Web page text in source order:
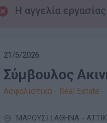
Η αγγελία
21/5/2026
Σύμβουλος
Ασφαλιστικά - Real Estate
ΜΑΡΟΥΣΙ | ΑΘΗΝΑ -